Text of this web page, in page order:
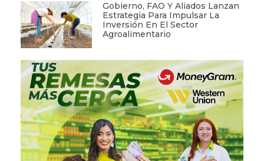
Gobierno, FAO Y Aliados Lanzan
Estrategia Para Impulsar La
Inversión En El Sector
Agroalimentario